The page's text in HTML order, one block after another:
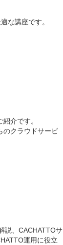
な講座です。
介です。
のクラウドサービ
説、CACHATTOサ
運用に役立